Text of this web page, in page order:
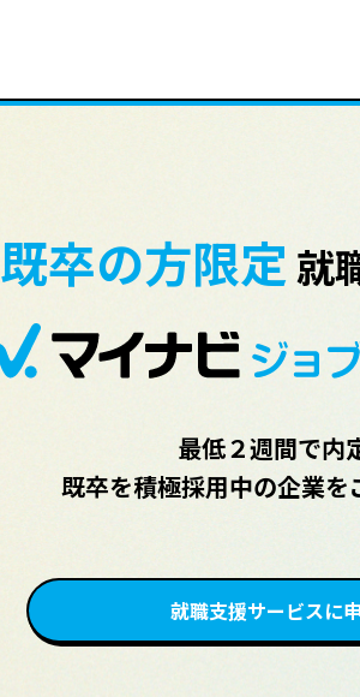
既卒の方限定就
最低２週間で内
既卒を積極採用中の企業を
就職支援サービスに